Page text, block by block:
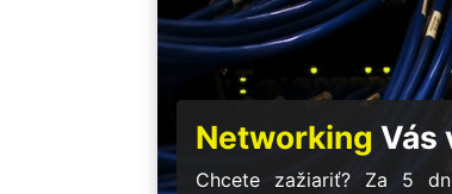
Networking Vás
Chcete zažiariť? Za 5